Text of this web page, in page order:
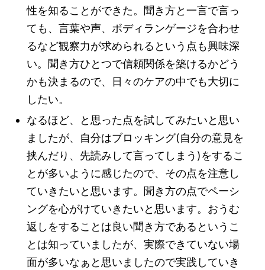
性を知ることができた。聞き方と一言で言っ
ても、言葉や声、ボディランゲージを合わせ
るなど観察力が求められるという点も興味深
い。聞き方ひとつで信頼関係を築けるかどう
かも決まるので、日々のケアの中でも大切に
したい。
なるほど、と思った点を試してみたいと思い
ましたが、自分はブロッキング(自分の意見を
挟んだり、先読みして言ってしまう)をするこ
とが多いように感じたので、その点を注意し
ていきたいと思います。聞き方の点でペーシ
ングを心がけていきたいと思います。おうむ
返しをすることは良い聞き方であるというこ
とは知っていましたが、実際できていない場
面が多いなぁと思いましたので実践していき